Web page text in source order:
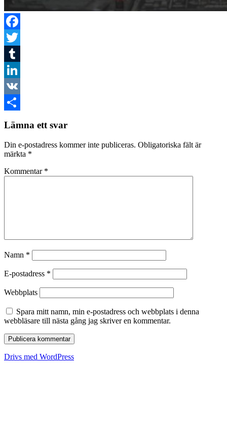
Facebook
Twitter
Tumblr
LinkedIn
VK
Lämna ett svar
Din e-postadress kommer inte publiceras. Obligatoriska fält är
märkta *
Kommentar *
Namn *
E-postadress *
Webbplats
Spara mitt namn, min e-postadress och webbplats i denna
webbläsare till nästa gång jag skriver en kommentar.
Drivs med WordPress